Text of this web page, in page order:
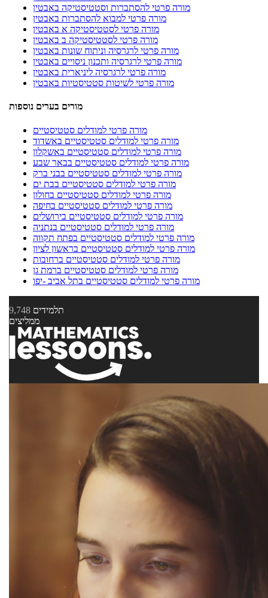
מורה פרטי להסתברות וסטטיסטיקה באבטין
מורה פרטי למבוא להסתברות באבטין
מורה פרטי לסטטיסטיקה א באבטין
מורה פרטי לסטטיסטיקה ב באבטין
מורה פרטי לרגרסיה וניתוח שונות באבטין
מורה פרטי לרגרסיה ותכנון ניסויים באבטין
מורה פרטי לרגרסיה ליניארית באבטין
מורה פרטי לשיטות סטטיסטיות באבטין
מורים בערים נוספות
מורה פרטי למודלים סטטיסטיים
מורה פרטי למודלים סטטיסטיים באשדוד
מורה פרטי למודלים סטטיסטיים באשקלון
מורה פרטי למודלים סטטיסטיים בבאר שבע
מורה פרטי למודלים סטטיסטיים בבני ברק
מורה פרטי למודלים סטטיסטיים בבת ים
מורה פרטי למודלים סטטיסטיים בחולון
מורה פרטי למודלים סטטיסטיים בחיפה
מורה פרטי למודלים סטטיסטיים בירושלים
מורה פרטי למודלים סטטיסטיים בנתניה
מורה פרטי למודלים סטטיסטיים בפתח תקווה
מורה פרטי למודלים סטטיסטיים בראשון לציון
מורה פרטי למודלים סטטיסטיים ברחובות
מורה פרטי למודלים סטטיסטיים ברמת גן
מורה פרטי למודלים סטטיסטיים בתל אביב -יפו
9,748 תלמידים
ממליצים